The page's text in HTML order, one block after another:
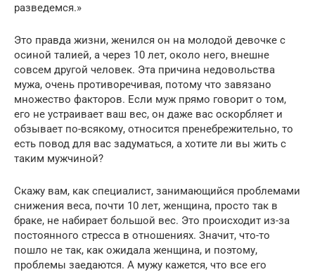
разведемся.»
Это правда жизни, женился он на молодой девочке с
осиной талией, а через 10 лет, около него, внешне
совсем другой человек. Эта причина недовольства
мужа, очень противоречивая, потому что завязано
множество факторов. Если муж прямо говорит о том,
его не устраивает ваш вес, он даже вас оскорбляет и
обзывает по-всякому, относится пренебрежительно, то
есть повод для вас задуматься, а хотите ли вы жить с
таким мужчиной?
Скажу вам, как специалист, занимающийся проблемами
снижения веса, почти 10 лет, женщина, просто так в
браке, не набирает большой вес. Это происходит из-за
постоянного стресса в отношениях. Значит, что-то
пошло не так, как ожидала женщина, и поэтому,
проблемы заедаются. А мужу кажется, что все его